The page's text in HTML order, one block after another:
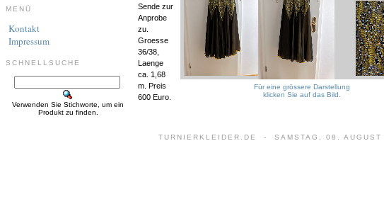
MENÜ
Kontakt
Impressum
SCHNELLSUCHE
Verwenden Sie Stichworte, um ein
Produkt zu finden.
Für eine grössere Darstellung
klicken Sie auf das Bild.
Sende zur
Anprobe
zu.
Groesse
36/38,
Laenge
ca. 1,68
m. Preis
600 Euro.
TURNIERKLEIDER.DE - SAMSTAG, 08. AUGUST